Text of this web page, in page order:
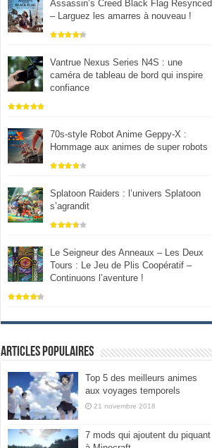
Assassin’s Creed Black Flag Resynced
– Larguez les amarres à nouveau !
Vantrue Nexus Series N4S : une
caméra de tableau de bord qui inspire
confiance
70s-style Robot Anime Geppy-X :
Hommage aux animes de super robots
Splatoon Raiders : l’univers Splatoon
s’agrandit
Le Seigneur des Anneaux – Les Deux
Tours : Le Jeu de Plis Coopératif –
Continuons l’aventure !
Articles populaires
Top 5 des meilleurs animes
aux voyages temporels
21 novembre 2018
7 mods qui ajoutent du piquant